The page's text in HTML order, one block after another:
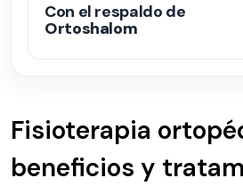
Con el respaldo de
Ortoshalom
Fisioterapia
beneficios y